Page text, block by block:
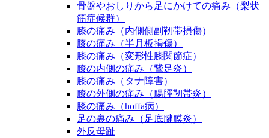
骨盤やおしりから足にかけての痛み（梨状
筋症候群）
膝の痛み（内側側副靭帯損傷）
膝の痛み（半月板損傷）
膝の痛み（変形性膝関節症）
膝の内側の痛み（鵞足炎）
膝の痛み（タナ障害）
膝の外側の痛み（腸脛靭帯炎）
膝の痛み（hoffa病）
足の裏の痛み（足底腱膜炎）
外反母趾